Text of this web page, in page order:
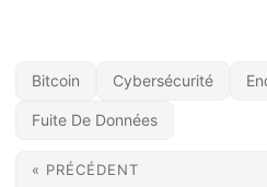
Bitcoin Cybersécurité
Fuite De Données
« PRÉCÉDENT